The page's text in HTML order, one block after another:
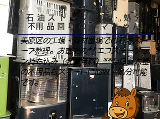
堺市美原区
石油ストーブ廃棄・処分
​不用品回収のウマちゃん
美原区の工場・資材置場での石油スト
ーブ整理。お車での**エコステーショ
ン持ち込み（会員無料）**なら、大量
の不用品もスマートに回収・処分可能
です。